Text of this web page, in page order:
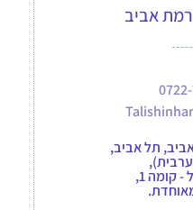
תל אביב,
קומה 1,